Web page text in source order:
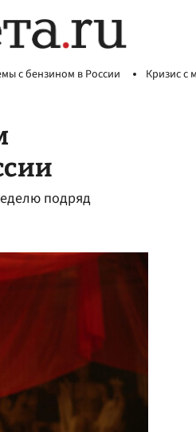
с бензином в России Кризис с
подряд